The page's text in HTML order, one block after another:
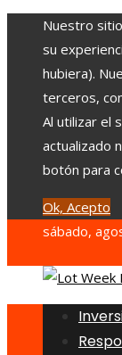
Nuestro
su
hubiera).
terceros,
Al utilizar el
actualizado
botón para
Ok, Acepto
sábado,